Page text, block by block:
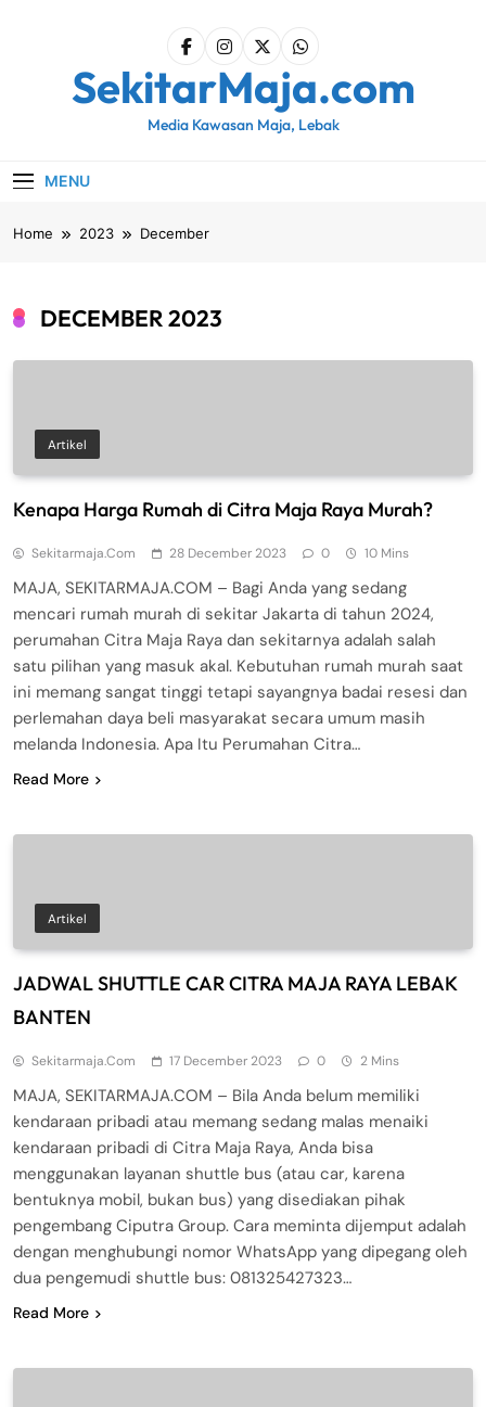
SekitarMaja.com
Media Kawasan Maja, Lebak
MENU
Home 2023 December
DECEMBER 2023
Artikel
Kenapa Harga Rumah di Citra Maja Raya Murah?
Sekitarmaja.com 28 December 2023 0 10 Mins
MAJA, SEKITARMAJA.COM – Bagi Anda yang sedang
mencari rumah murah di sekitar Jakarta di tahun 2024,
perumahan Citra Maja Raya dan sekitarnya adalah salah
satu pilihan yang masuk akal. Kebutuhan rumah murah saat
ini memang sangat tinggi tetapi sayangnya badai resesi dan
perlemahan daya beli masyarakat secara umum masih
melanda Indonesia. Apa Itu Perumahan Citra…
Read More
Artikel
JADWAL SHUTTLE CAR CITRA MAJA RAYA LEBAK
BANTEN
Sekitarmaja.com 17 December 2023 0 2 Mins
MAJA, SEKITARMAJA.COM – Bila Anda belum memiliki
kendaraan pribadi atau memang sedang malas menaiki
kendaraan pribadi di Citra Maja Raya, Anda bisa
menggunakan layanan shuttle bus (atau car, karena
bentuknya mobil, bukan bus) yang disediakan pihak
pengembang Ciputra Group. Cara meminta dijemput adalah
dengan menghubungi nomor WhatsApp yang dipegang oleh
dua pengemudi shuttle bus: 081325427323…
Read More